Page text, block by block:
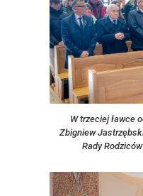
W trzeciej ławce
Zbigniew
Rady